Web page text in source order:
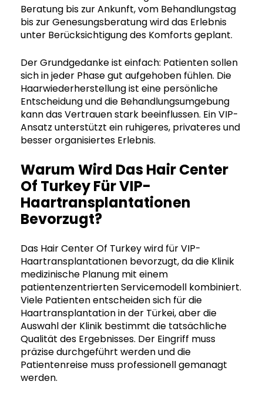
Beratung bis zur Ankunft, vom Behandlungstag
bis zur Genesungsberatung wird das Erlebnis
unter Berücksichtigung des Komforts geplant.
Der Grundgedanke ist einfach: Patienten sollen
sich in jeder Phase gut aufgehoben fühlen. Die
Haarwiederherstellung ist eine persönliche
Entscheidung und die Behandlungsumgebung
kann das Vertrauen stark beeinflussen. Ein VIP-
Ansatz unterstützt ein ruhigeres, privateres und
besser organisiertes Erlebnis.
Warum Wird Das Hair Center
Of Turkey Für VIP-
Haartransplantationen
Bevorzugt?
Das Hair Center Of Turkey wird für VIP-
Haartransplantationen bevorzugt, da die Klinik
medizinische Planung mit einem
patientenzentrierten Servicemodell kombiniert.
Viele Patienten entscheiden sich für die
Haartransplantation in der Türkei, aber die
Auswahl der Klinik bestimmt die tatsächliche
Qualität des Ergebnisses. Der Eingriff muss
präzise durchgeführt werden und die
Patientenreise muss professionell gemanagt
werden.